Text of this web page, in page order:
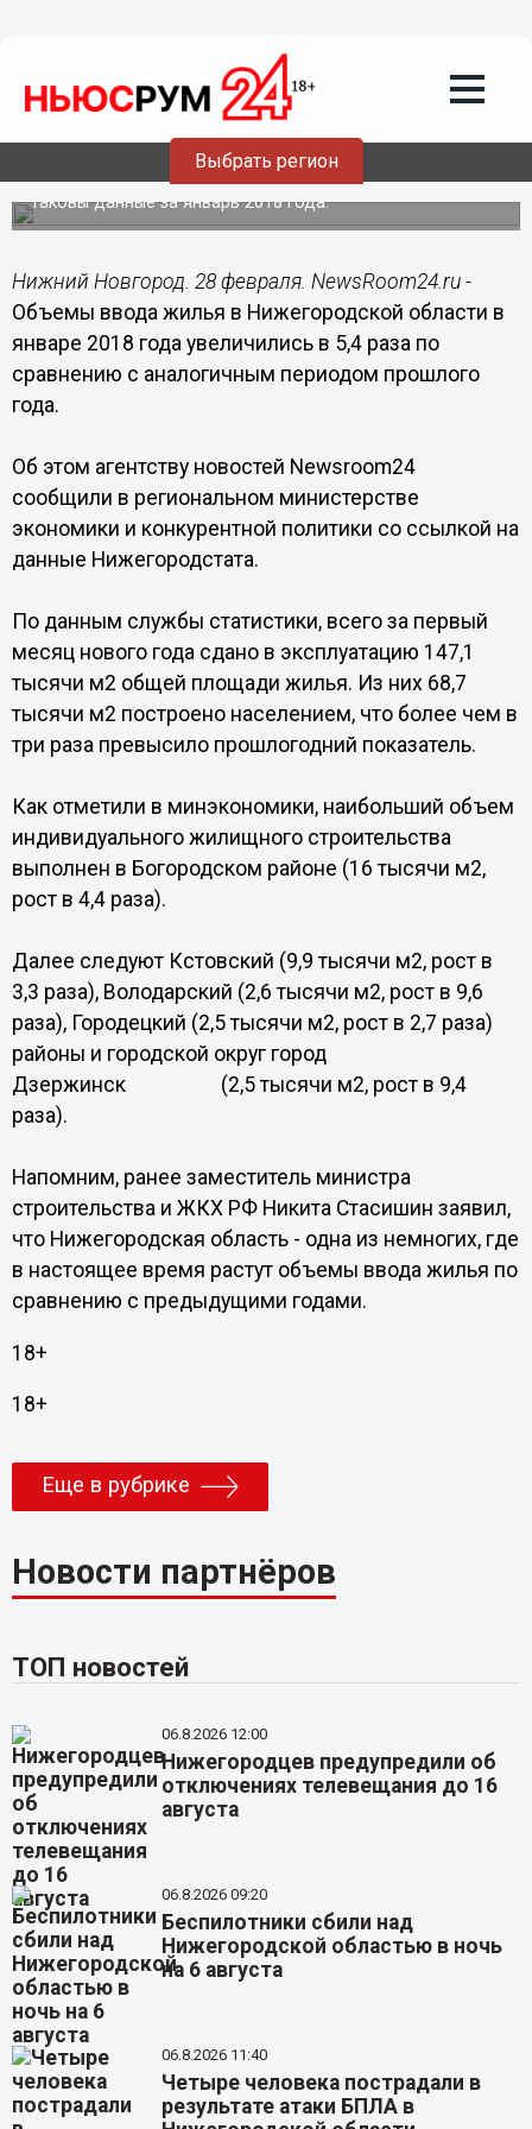
Выбрать регион
Объемы ввода жилья в
Нижегородской области увеличились в
Таковы данные за январь 2018 года.
Нижний Новгород. 28 февраля. NewsRoom24.ru -
Объемы ввода жилья в Нижегородской области в
январе 2018 года увеличились в 5,4 раза по
сравнению с аналогичным периодом прошлого
года.
Об этом агентству новостей Newsroom24
сообщили в региональном министерстве
экономики и конкурентной политики со ссылкой на
данные Нижегородстата.
По данным службы статистики, всего за первый
месяц нового года сдано в эксплуатацию 147,1
тысячи м2 общей площади жилья. Из них 68,7
тысячи м2 построено населением, что более чем в
три раза превысило прошлогодний показатель.
Как отметили в минэкономики, наибольший объем
индивидуального жилищного строительства
выполнен в Богородском районе (16 тысячи м2,
рост в 4,4 раза).
Далее следуют Кстовский (9,9 тысячи м2, рост в
3,3 раза), Володарский (2,6 тысячи м2, рост в 9,6
раза), Городецкий (2,5 тысячи м2, рост в 2,7 раза)
районы и городской округ город
Дзержинск (2,5 тысячи м2, рост в 9,4
раза).
Напомним, ранее заместитель министра
строительства и ЖКХ РФ Никита Стасишин заявил,
что Нижегородская область - одна из немногих, где
в настоящее время растут объемы ввода жилья по
сравнению с предыдущими годами.
18+
18+
Еще в рубрике
Новости партнёров
ТОП новостей
06.8.2026 12:00
Нижегородцев предупредили об
отключениях телевещания до 16
августа
06.8.2026 09:20
Беспилотники сбили над
Нижегородской областью в ночь
на 6 августа
06.8.2026 11:40
Четыре человека пострадали в
результате атаки БПЛА в